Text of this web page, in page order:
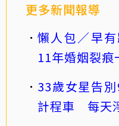
更多新聞報導
懶人包／早
11年婚姻裂痕
33歲女星告
計程車 每天